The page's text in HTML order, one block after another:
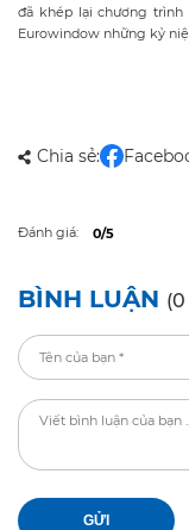
đã khép lại chương
Eurowindow những kỷ
Chia sẻ:
Đánh giá: 0/5
BÌNH LUẬN
GỬI